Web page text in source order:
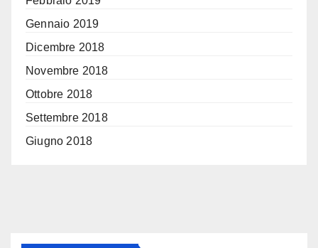
Gennaio 2019
Dicembre 2018
Novembre 2018
Ottobre 2018
Settembre 2018
Giugno 2018